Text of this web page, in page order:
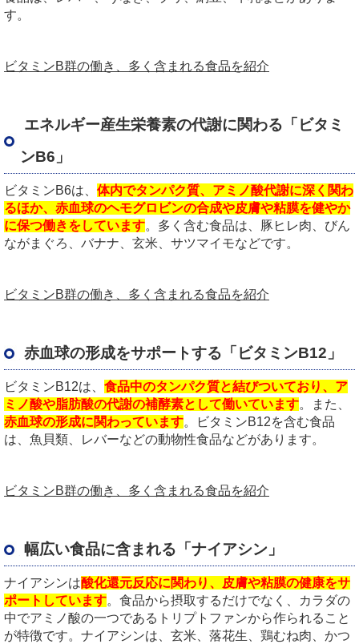
す。
ビタミンB群の働き、多く含まれる食品を紹介
エネルギー産生栄養素の代謝に関わる「ビタミ
ンB6」
ビタミンB6は、 体内でタンパク質、アミノ酸代謝に深く関わ
るほか、赤血球のヘモグロビンの合成や皮膚や粘膜を健やか
に保つ働きをしています。多く含む食品は、豚ヒレ肉、びん
ながまぐろ、バナナ、玄米、サツマイモなどです。
ビタミンB群の働き、多く含まれる食品を紹介
赤血球の形成をサポートする「ビタミンB12」
ビタミンB12は、 食品中のタンパク質と結びついており、ア
ミノ酸や脂肪酸の代謝の補酵素として働いています。また、
赤血球の形成に関わっています。ビタミンB12を含む食品
は、魚貝類、レバーなどの動物性食品などがあります。
ビタミンB群の働き、多く含まれる食品を紹介
幅広い食品に含まれる「ナイアシン」
ナイアシンは酸化還元反応に関わり、皮膚や粘膜の健康をサ
ポートしています。食品から摂取するだけでなく、カラダの
中でアミノ酸の一つであるトリプトファンから作られること
が特徴です。ナイアシンは、玄米、落花生、鶏むね肉、かつ